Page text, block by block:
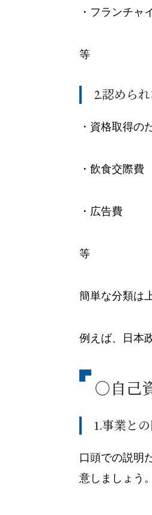
・フランチャ
等
2.認めら
・資格取得の
・飲食交際費
・広告費
等
簡単な分類は
例えば、日本
〇自己
1.事業と
口頭での説明
意しましょう。